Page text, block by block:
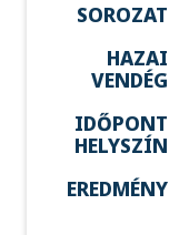
SOROZAT
HAZAI
VENDÉG
IDŐPONT
HELYSZÍN
EREDMÉNY